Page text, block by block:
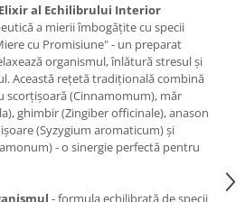
al Echilibrului Interior
a mierii îmbogățite cu specii
cu Promisiune" - un preparat
organismul, înlătură stresul și
Această rețetă tradițională combină
scorțișoară (Cinnamomum), măr
ghimbir (Zingiber officinale), anason
(Syzygium aromaticum) și
- o sinergie perfectă pentru
- formula echilibrată de specii